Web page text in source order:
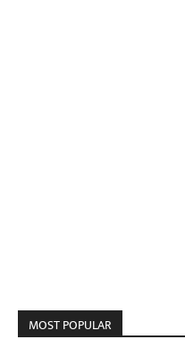
MOST POPULAR